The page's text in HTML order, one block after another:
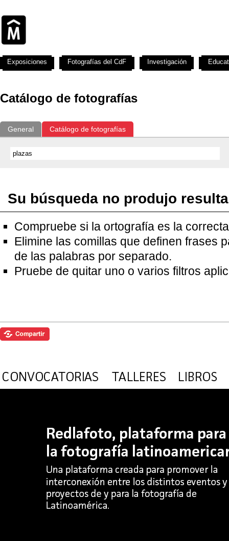
Catálogo de fotografías
General Catálogo de fotografías
Su búsqueda no produjo
Compruebe si la ortografía es la
Elimine las comillas que definen frases
de las palabras por separado.
Pruebe de quitar uno o varios filtros
Exposiciones Fotografías del CdF Investigación